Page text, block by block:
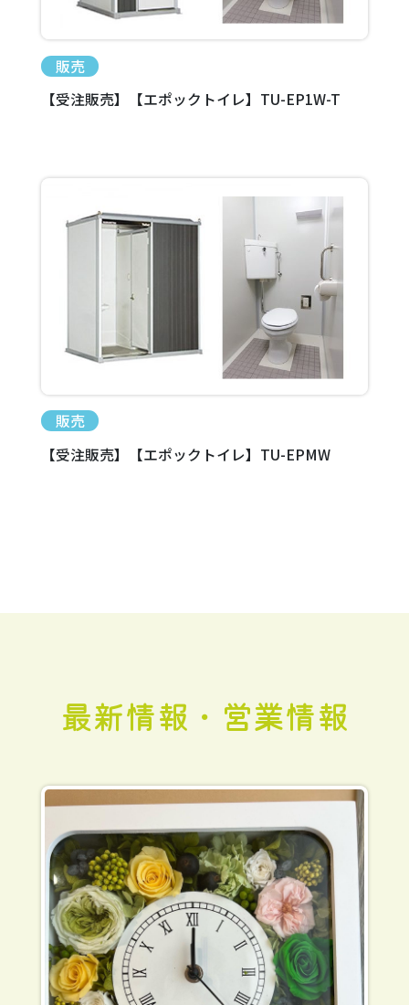
販売
【受注販売】【エポックトイレ】TU-EP1W-T
販売
【受注販売】【エポックトイレ】TU-EPMW
最新情報・営業情報